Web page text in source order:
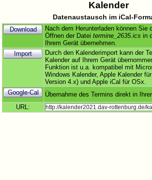
Kalender
Datenaustausch im iCal-
Download
Nach dem Herunterladen können Sie
Öffnen der Dateitermine_2635.ics in
Ihrem Gerät übernehmen.
Import
Durch den Kalenderimport kann der
Kalender auf Ihrem Gerät
Funktion ist u.a. kompatibel mit
Windows Kalender, Apple Kalender
Version 4.x) und Apple iCal für OSx.
Google-Cal
Übernahme des Termins direkt in
URL: